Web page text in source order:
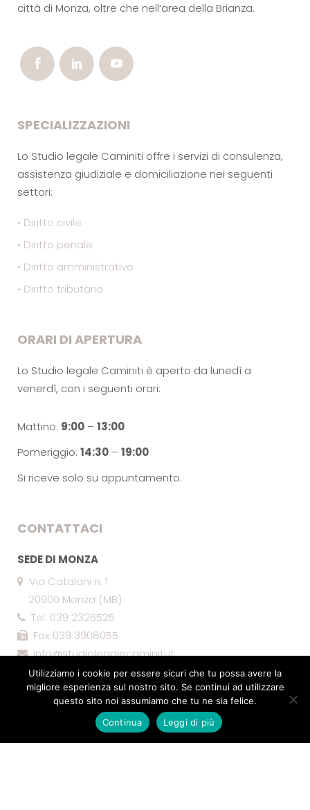
città di Monza, oltre che nell’area della Brianza.
SPECIALIZZAZIONI
Lo Studio legale Caminiti offre i servizi di consulenza,
assistenza giudiziale e domiciliazione nei seguenti
settori:
• Diritto civile
• Diritto penale
• Diritto amministrativo
• Diritto tributario
ORARI DI APERTURA
Lo Studio legale Caminiti è aperto da lunedì a
venerdì, con i seguenti orari:
Mattino: 9:00 – 13:00
Pomeriggio: 14:30 – 19:00
Si riceve solo su appuntamento.
CONTATTACI
SEDE DI MONZA
Via Catalani n. 1
20900 Monza (MB)
Tel. 039 2326525
Fax 039 3908055
info@studiolegalecaminiti.it
Utilizziamo i cookie per essere sicuri che tu possa avere la
migliore esperienza sul nostro sito. Se continui ad utilizzare
questo sito noi assumiamo che tu ne sia felice.
Continua
Leggi di più